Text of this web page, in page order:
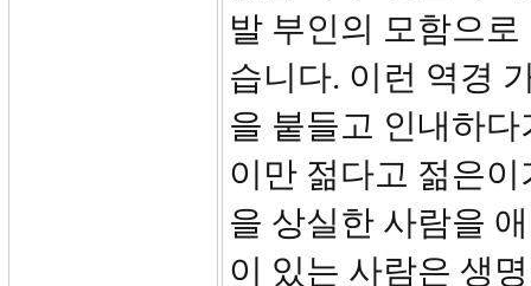
발 부인의 모함으
습니다. 이런 역경
을 붙들고 인내하
이만 젊다고 젊은
을 상실한 사람을
이 있는 사람은 생